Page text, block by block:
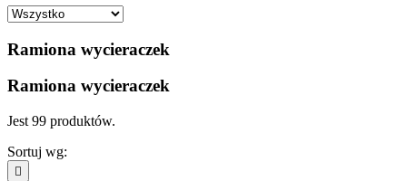
Ramiona wycieraczek
Ramiona wycieraczek
Jest 99 produktów.
Sortuj wg:
